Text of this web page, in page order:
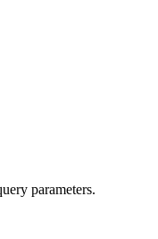
parameters.